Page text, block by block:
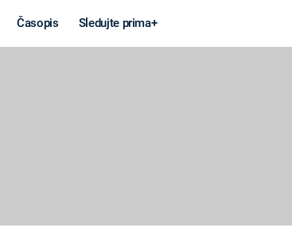
Časopis Sledujte prima+
MARS